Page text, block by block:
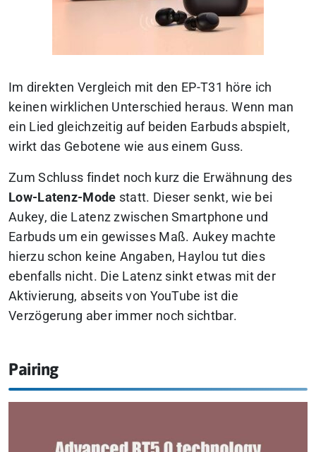
Im direkten Vergleich mit den EP-T31 höre ich
keinen wirklichen Unterschied heraus. Wenn man
ein Lied gleichzeitig auf beiden Earbuds abspielt,
wirkt das Gebotene wie aus einem Guss.
Zum Schluss findet noch kurz die Erwähnung des
Low-Latenz-Mode statt. Dieser senkt, wie bei
Aukey, die Latenz zwischen Smartphone und
Earbuds um ein gewisses Maß. Aukey machte
hierzu schon keine Angaben, Haylou tut dies
ebenfalls nicht. Die Latenz sinkt etwas mit der
Aktivierung, abseits von YouTube ist die
Verzögerung aber immer noch sichtbar.
Pairing